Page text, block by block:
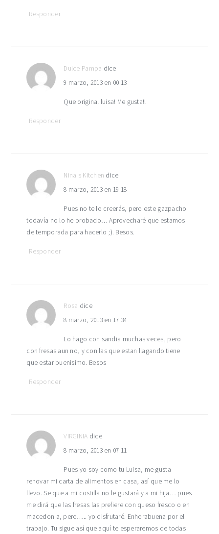
Responder
Dulce Pampa dice
9 marzo, 2013 en 00:13
Que original luisa! Me gusta!!
Responder
Nina's Kitchen dice
8 marzo, 2013 en 19:18
Pues no te lo creerás, pero este gazpacho
todavía no lo he probado… Aprovecharé que estamos
de temporada para hacerlo ;). Besos.
Responder
Rosa dice
8 marzo, 2013 en 17:34
Lo hago con sandia muchas veces, pero
con fresas aun no, y con las que estan llagando tiene
que estar buenisimo. Besos
Responder
VIRGINIA dice
8 marzo, 2013 en 07:11
Pues yo soy como tu Luisa, me gusta
renovar mi carta de alimentos en casa, así que me lo
llevo. Se que a mi costilla no le gustará y a mi hija… pues
me dirá que las fresas las prefiere con queso fresco o en
macedonia, pero….. yo disfrutaré. Enhorabuena por el
trabajo. Tu sigue así que aquí te esperaremos de todas